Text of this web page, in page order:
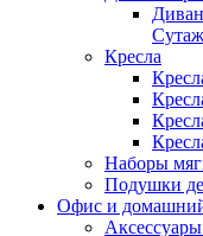
Кресла
Наборы
Подушки
Офис и